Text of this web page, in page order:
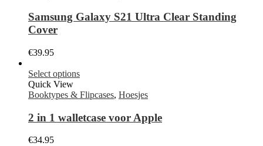
Samsung Galaxy S21 Ultra Clear Standing
Cover
€39.95
Select options
Quick View
Booktypes & Flipcases, Hoesjes
2 in 1 walletcase voor Apple
€34.95